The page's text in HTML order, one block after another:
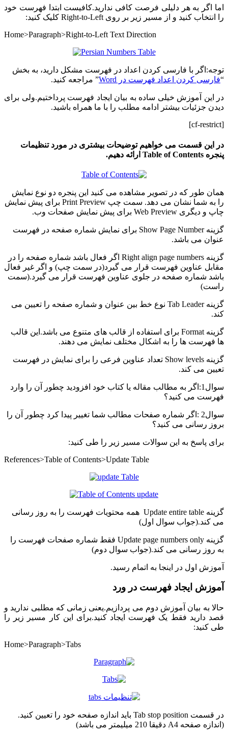
اما اگر به هر دلیلی فرصت کافی ندارید.کافیست ابتدا فهرست خود
را انتخاب کنید و از مسیر زیر بر روی Right-to-Left کلیک کنید:
Home>Paragraph>Right-to-Left Text Direction
توجه:اگر با فارسی کردن اعداد در فهرست مشکل دارید، به بخش
“فارسی کردن اعداد فهرست در Word ” مراجعه کنید.
در این آموزش خیلی ساده به بیان ایجاد فهرست پرداختیم.ولی برای
دیدن جزئیات بیشتر ادامه مطلب را با ما همراه باشید.
[cf-restrict]
در این قسمت می خواهیم توضیحات بیشتری در مورد تنظیمات
پنجره Table of Contents ارائه دهیم.
همان طور که در تصویر مشاهده می کنید این پنجره دو نوع نمایش
را به شما نشان می دهد. سمت چپ Print Preview برای پیش نمایش
چاپ و دیگری Web Preview برای پیش نمایش صفحات وب.
گزینه Show Page Number برای نمایش شماره صفحه در فهرست
عنوان می باشد.
گزینه Right align page numbers اگر فعال باشد شماره صفحه را در
مقابل عناوین فهرست قرار می گیرد(در سمت چپ) و اگر غیر فعال
باشد شماره صفحه در جلوی عناوین فهرست قرار می گیرد.(سمت
راست)
گزینه Tab Leader نوع خط بین عنوان و شماره صفحه را تعیین می
کند.
گزینه Format برای استفاده از قالب های متنوع می باشد.این قالب
ها فهرست ها را به اشکال مختلف نمایش می دهند.
گزینه Show levels تعداد عناوین فرعی را برای نمایش در فهرست
تعیین می کند.
سوال1:اگر به مطالب مقاله یا کتاب خود افزودید چطور آن را وارد
فهرست می کنید؟
سوال2 :اگر شماره صفحات مطالب شما تغییر پیدا کرد چطور آن را
بروز رسانی می کنید؟
برای پاسخ به این سوالات مسیر زیر را طی کنید:
References>Table of Contents>Update Table
گزینه Update entire table همه محتویات فهرست را به روز رسانی
می کند.(جواب سوال اول)
گزینه Update page numbers only فقط شماره صفحات فهرست را
به روز رسانی می کند.(جواب سوال دوم)
آموزش اول در اینجا به اتمام رسید.
آموزش ایجاد فهرست در ورد
حالا به بیان آموزش دوم می پردازیم.یعنی زمانی که مطلبی ندارید و
قصد دارید فقط یک فهرست ایجاد کنید.برای این کار مسیر زیر را
طی کنید:
Home>Paragraph>Tabs
در قسمت Tab stop position باید اندازه صفحه خود را تعیین کنید.
(اندازه صفحه A4 دقیقا 210 میلیمتر می باشد)